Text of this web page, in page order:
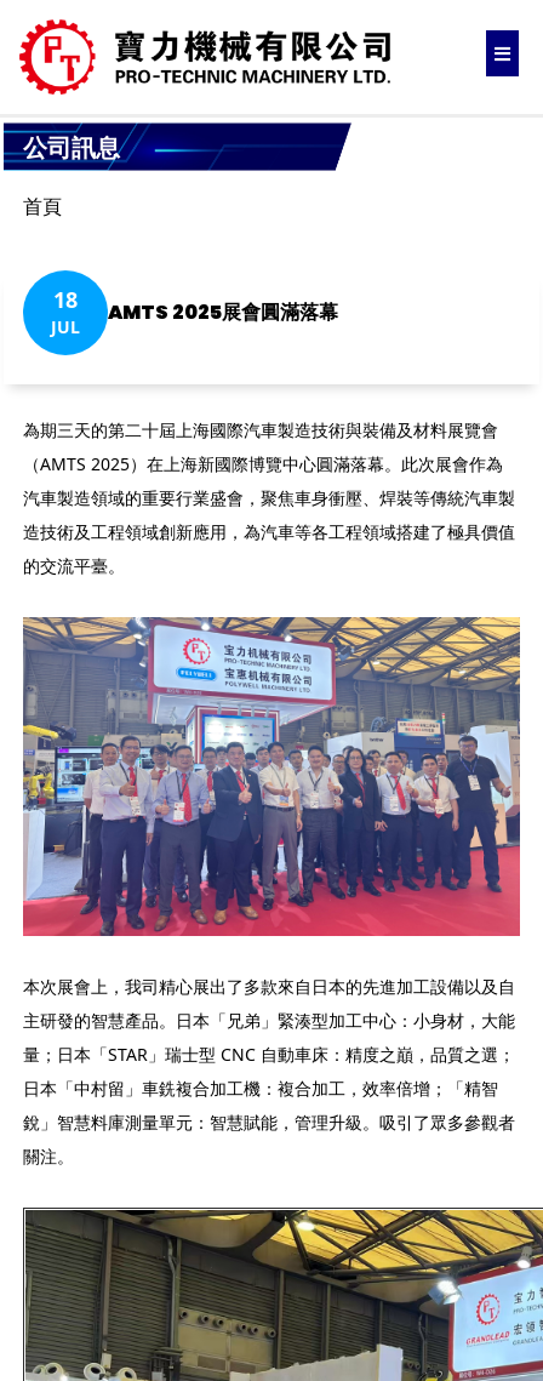
公司訊息
首頁
18
JUL
AMTS 2025展會圓滿落幕
為期三天的第二十屆上海國際汽車製造技術與裝備及材料展覽會
（AMTS 2025）在上海新國際博覽中心圓滿落幕。此次展會作為
汽車製造領域的重要行業盛會，聚焦車身衝壓、焊裝等傳統汽車製
造技術及工程領域創新應用，為汽車等各工程領域搭建了極具價值
的交流平臺。
本次展會上，我司精心展出了多款來自日本的先進加工設備以及自
主研發的智慧產品。日本「兄弟」緊湊型加工中心：小身材，大能
量；日本「STAR」瑞士型 CNC 自動車床：精度之巔，品質之選；
日本「中村留」車銑複合加工機：複合加工，效率倍增；「精智
銳」智慧料庫測量單元：智慧賦能，管理升級。吸引了眾多參觀者
關注。